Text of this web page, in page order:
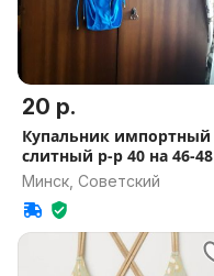
20 р.
Купальник импортный
слитный р-р 40 на 46-48
Минск, Советский